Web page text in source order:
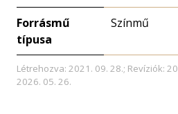
Forrásmű
típusa
Színmű
Létrehozva: 2021. 09. 28.; Revíziók:
2026. 05. 26.